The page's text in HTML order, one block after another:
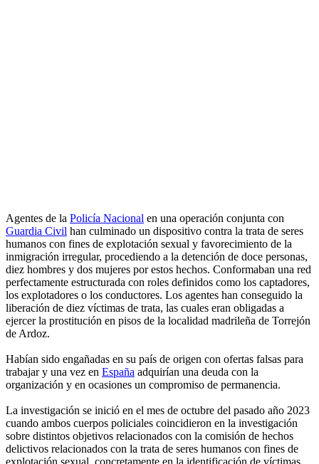
Agentes de la Policía Nacional en una operación conjunta con
Guardia Civil han culminado un dispositivo contra la trata de seres
humanos con fines de explotación sexual y favorecimiento de la
inmigración irregular, procediendo a la detención de doce personas,
diez hombres y dos mujeres por estos hechos. Conformaban una red
perfectamente estructurada con roles definidos como los captadores,
los explotadores o los conductores. Los agentes han conseguido la
liberación de diez víctimas de trata, las cuales eran obligadas a
ejercer la prostitución en pisos de la localidad madrileña de Torrejón
de Ardoz.
Habían sido engañadas en su país de origen con ofertas falsas para
trabajar y una vez en España adquirían una deuda con la
organización y en ocasiones un compromiso de permanencia.
La investigación se inició en el mes de octubre del pasado año 2023
cuando ambos cuerpos policiales coincidieron en la investigación
sobre distintos objetivos relacionados con la comisión de hechos
delictivos relacionados con la trata de seres humanos con fines de